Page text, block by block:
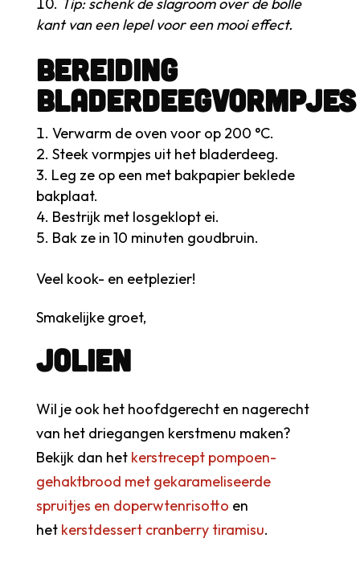
kant van een lepel voor een mooi effect.
bereiding
bladerdeegvormpjes
Verwarm de oven voor op 200 °C.
Steek vormpjes uit het bladerdeeg.
Leg ze op een met bakpapier beklede
bakplaat.
Bestrijk met losgeklopt ei.
Bak ze in 10 minuten goudbruin.
Veel kook- en eetplezier!
Smakelijke groet,
Jolien
Wil je ook het hoofdgerecht en nagerecht
van het driegangen kerstmenu maken?
Bekijk dan het kerstrecept pompoen-
gehaktbrood met gekarameliseerde
spruitjes en doperwtenrisotto en
het kerstdessert cranberry tiramisu.